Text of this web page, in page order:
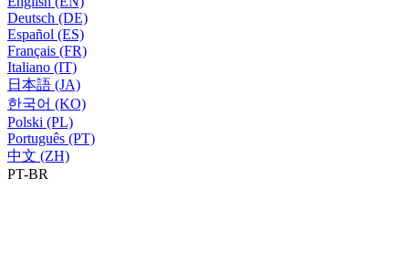
Deutsch (DE)
Español (ES)
Français (FR)
Italiano (IT)
日本語 (JA)
한국어 (KO)
Polski (PL)
Português (PT)
中文 (ZH)
PT-BR